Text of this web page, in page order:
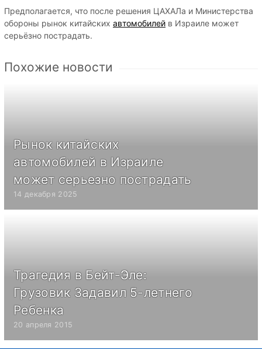
Предполагается, что после решения ЦАХАЛа и Министерства
обороны рынок китайских автомобилей в Израиле может
серьёзно пострадать.
Похожие новости
Рынок китайских
автомобилей в Израиле
может серьезно пострадать
14 декабря 2025
Трагедия в Бейт-Эле:
Грузовик Задавил 5-летнего
Ребенка
20 апреля 2015